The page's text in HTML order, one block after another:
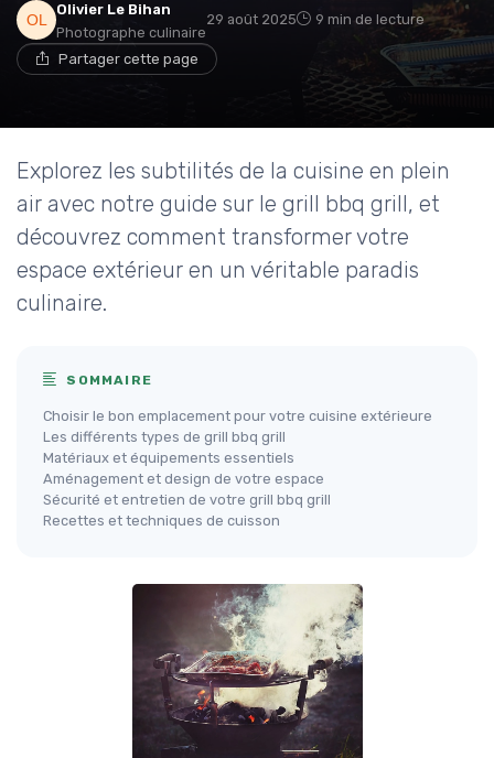
Olivier Le Bihan
Photographe culinaire
29 août 2025 9 min de lecture
Partager cette page
Explorez les subtilités de la cuisine en plein
air avec notre guide sur le grill bbq grill, et
découvrez comment transformer votre
espace extérieur en un véritable paradis
culinaire.
SOMMAIRE
Choisir le bon emplacement pour votre cuisine extérieure
Les différents types de grill bbq grill
Matériaux et équipements essentiels
Aménagement et design de votre espace
Sécurité et entretien de votre grill bbq grill
Recettes et techniques de cuisson